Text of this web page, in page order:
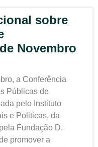
sobre
Novembro
a Conferência
Públicas de
pelo Instituto
e Politicas, da
Fundação D.
promover a